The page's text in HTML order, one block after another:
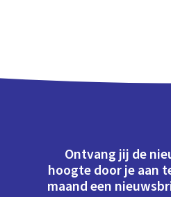
Ontvang jij de
hoogte door je aan
maand een